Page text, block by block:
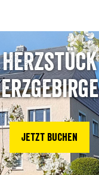
HERZstück
Erzgebirge
Jetzt buchen